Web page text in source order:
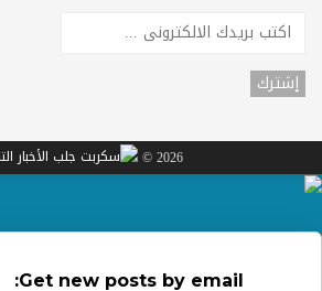
2026 ©
Get new posts by email: